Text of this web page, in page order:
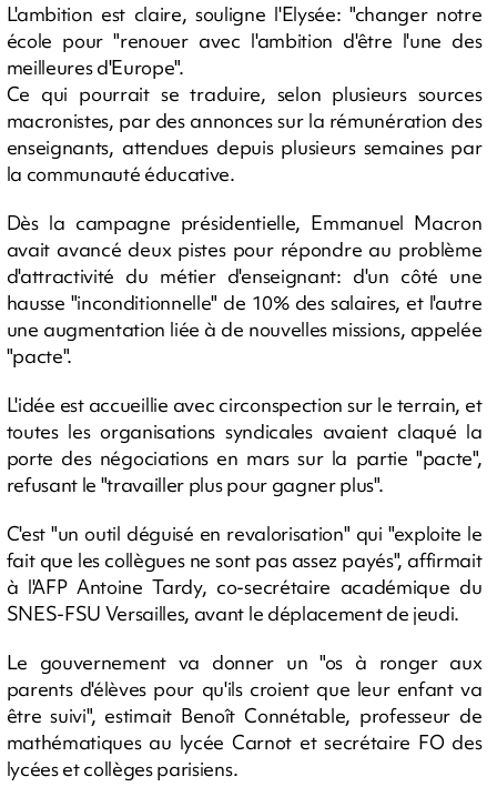
L'ambition est claire, souligne l'Elysée: "changer notre
école pour "renouer avec l'ambition d'être l'une des
meilleures d'Europe".
Ce qui pourrait se traduire, selon plusieurs sources
macronistes, par des annonces sur la rémunération des
enseignants, attendues depuis plusieurs semaines par
la communauté éducative.
Dès la campagne présidentielle, Emmanuel Macron
avait avancé deux pistes pour répondre au problème
d'attractivité du métier d'enseignant: d'un côté une
hausse "inconditionnelle" de 10% des salaires, et l'autre
une augmentation liée à de nouvelles missions, appelée
"pacte".
L'idée est accueillie avec circonspection sur le terrain, et
toutes les organisations syndicales avaient claqué la
porte des négociations en mars sur la partie "pacte",
refusant le "travailler plus pour gagner plus".
C'est "un outil déguisé en revalorisation" qui "exploite le
fait que les collègues ne sont pas assez payés", affirmait
à l'AFP Antoine Tardy, co-secrétaire académique du
SNES-FSU Versailles, avant le déplacement de jeudi.
Le gouvernement va donner un "os à ronger aux
parents d'élèves pour qu'ils croient que leur enfant va
être suivi", estimait Benoît Connétable, professeur de
mathématiques au lycée Carnot et secrétaire FO des
lycées et collèges parisiens.